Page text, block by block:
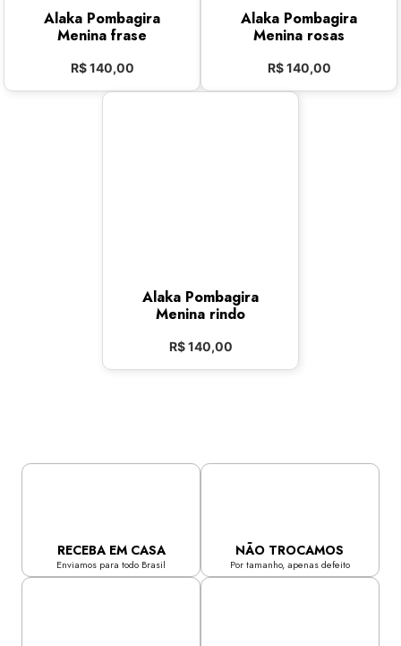
Alaka Pombagira
Menina frase
R$140,00
Alaka Pombagira
Menina rosas
R$140,00
Alaka Pombagira
Menina rindo
R$140,00
RECEBA EM CASA
Enviamos para todo Brasil
NÃO TROCAMOS
Por tamanho, apenas defeito